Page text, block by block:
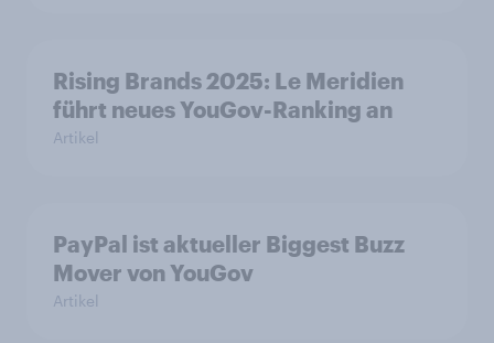
Rising Brands 2025: Le Meridien
führt neues YouGov-Ranking an
Artikel
PayPal ist aktueller Biggest Buzz
Mover von YouGov
Artikel